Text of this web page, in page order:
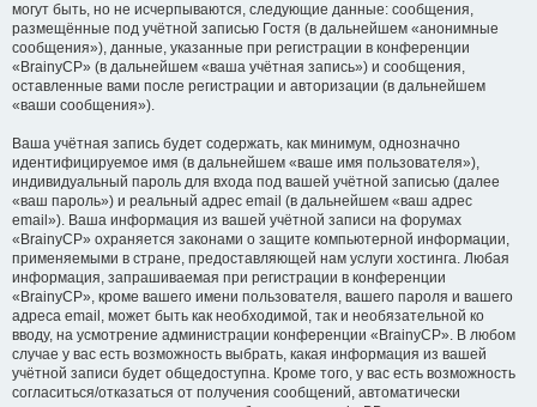
могут быть, но не исчерпываются, следующие данные: сообщения,
размещённые под учётной записью Гостя (в дальнейшем «анонимные
сообщения»), данные, указанные при регистрации в конференции
«BrainyCP» (в дальнейшем «ваша учётная запись») и сообщения,
оставленные вами после регистрации и авторизации (в дальнейшем
«ваши сообщения»).
Ваша учётная запись будет содержать, как минимум, однозначно
идентифицируемое имя (в дальнейшем «ваше имя пользователя»),
индивидуальный пароль для входа под вашей учётной записью (далее
«ваш пароль») и реальный адрес email (в дальнейшем «ваш адрес
email»). Ваша информация из вашей учётной записи на форумах
«BrainyCP» охраняется законами о защите компьютерной информации,
применяемыми в стране, предоставляющей нам услуги хостинга. Любая
информация, запрашиваемая при регистрации в конференции
«BrainyCP», кроме вашего имени пользователя, вашего пароля и вашего
адреса email, может быть как необходимой, так и необязательной ко
вводу, на усмотрение администрации конференции «BrainyCP». В любом
случае у вас есть возможность выбрать, какая информация из вашей
учётной записи будет общедоступна. Кроме того, у вас есть возможность
согласиться/отказаться от получения сообщений, автоматически